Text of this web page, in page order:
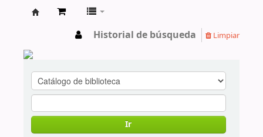
Historial de búsqueda Limpiar
Ir